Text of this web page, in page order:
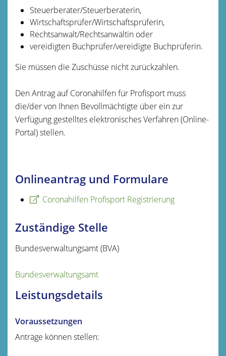
Steuerberater/Steuerberaterin,
Wirtschaftsprüfer/Wirtschaftsprüferin,
Rechtsanwalt/Rechtsanwältin oder
vereidigten Buchprüfer/vereidigte Buchprüferin.
Sie müssen die Zuschüsse nicht zurückzahlen.
Den Antrag auf Coronahilfen für Profisport muss
die/der von Ihnen Bevollmächtigte über ein zur
Verfügung gestelltes elektronisches Verfahren (Online-
Portal) stellen.
Onlineantrag und Formulare
Coronahilfen Profisport Registrierung
Zuständige Stelle
Bundesverwaltungsamt (BVA)
Bundesverwaltungsamt
Leistungsdetails
Voraussetzungen
Anträge können stellen: